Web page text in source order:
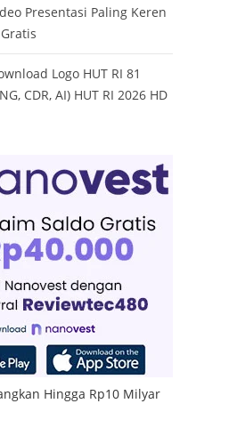
Presentasi Paling Keren
Logo HUT RI 81
CDR, AI) HUT RI 2026 HD
Hingga Rp10 Milyar